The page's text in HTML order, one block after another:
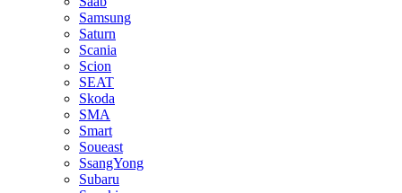
Samsung
Saturn
Scania
Scion
SEAT
Skoda
SMA
Smart
Soueast
SsangYong
Subaru